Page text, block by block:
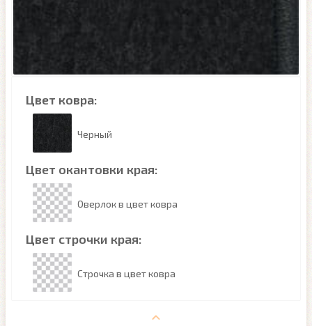
Цвет ковра:
Черный
Цвет окантовки края:
Оверлок в цвет ковра
Цвет строчки края:
Строчка в цвет ковра